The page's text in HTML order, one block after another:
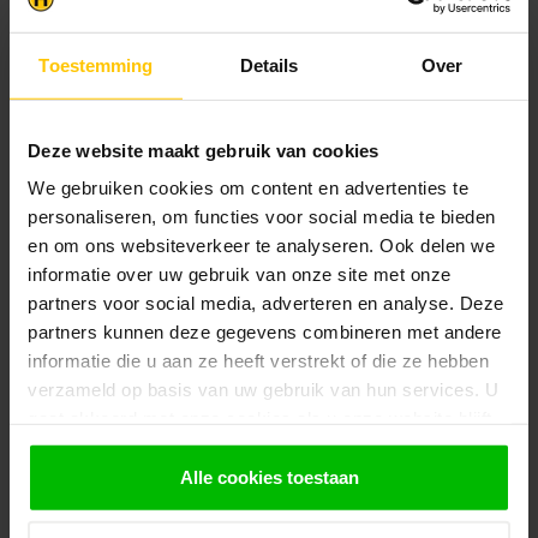
Toestemming Details Over
Deze website maakt gebruik van cookies
We gebruiken cookies om content en advertenties te
personaliseren, om functies voor social media te bieden
en om ons websiteverkeer te analyseren. Ook delen we
informatie over uw gebruik van onze site met onze
partners voor social media, adverteren en analyse. Deze
partners kunnen deze gegevens combineren met andere
informatie die u aan ze heeft verstrekt of die ze hebben
verzameld op basis van uw gebruik van hun services. U
gebruiken.
Alle cookies toestaan
bekijk onze
veelgestelde vragen
of neem
contact op met deklantenservice. Wij helpen u
bestelling.
Afhalen en zeker weten dan uw
producten aanwezig zijn?:
1.Voeg alle gewenste producten toe in de
winkelwagen.
2. Ga naar de “Mijn Winkelwagen” pagina.
3. Rond de bestelling af waarbij je kiest voor
afhalen in de winkel. Vermeld in het
opmerkingen veld de gewenste afhaaldatum.
Let op!
Je krijgt van ons bericht wanneer jouw